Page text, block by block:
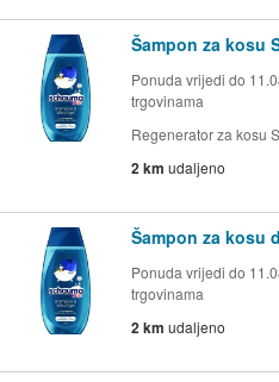
Šampon za kosu
Ponuda vrijedi do
trgovinama
Regenerator za kosu
2 km udaljeno
Šampon za kosu
Ponuda vrijedi do
trgovinama
2 km udaljeno